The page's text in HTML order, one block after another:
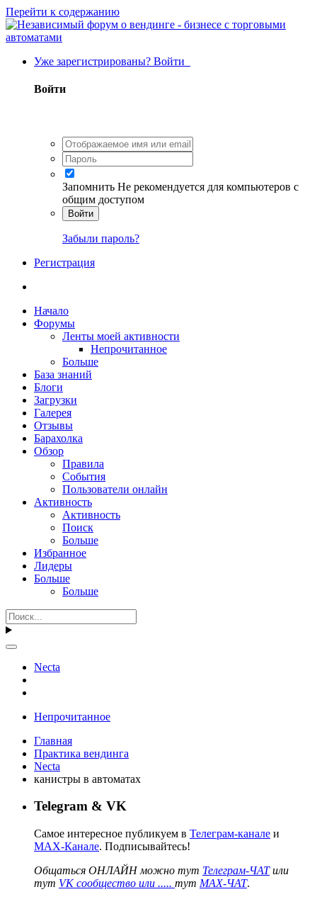
Перейти к содержанию
Уже зарегистрированы? Войти
Войти
Запомнить Не рекомендуется для компьютеров с
общим доступом
Войти
Забыли пароль?
Регистрация
Начало
Форумы
Ленты моей активности
Непрочитанное
Больше
База знаний
Блоги
Загрузки
Галерея
Отзывы
Барахолка
Обзор
Правила
События
Пользователи онлайн
Активность
Активность
Поиск
Больше
Избранное
Лидеры
Больше
Больше
Necta
Непрочитанное
Главная
Практика вендинга
Necta
канистры в автоматах
Telegram & VK
Самое интересное публикуем в Телеграм-канале и
MAX-Канале. Подписывайтесь!
Общаться ОНЛАЙН можно тут Телеграм-ЧАТили
тут VK сообщество или ..... тут MAX-ЧАТ.